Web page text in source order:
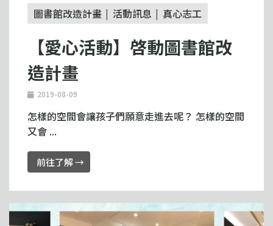
圖書館改造計畫 活動訊息 真心志工
【愛心活動】啓動圖書館改
造計畫
2019-08-09
怎樣的空間會讓孩子們願意走進去呢？ 怎樣的空間
又會 ...
前往了解 →